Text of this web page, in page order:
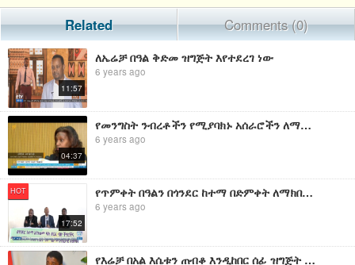
Related Comments (0)
11:57
ለኤሬቻ በዓል ቅድመ ዝግጅት እየተደረገ ነው
6 years ago
04:37
የመንግስት ንብረቶችን የሚያባክኑ አሰራሮችን ለማስቀረት ዝግጅት እየተደረገ ነው
6 years ago
HOT
17:52
የጥምቀት በዓልን በጎንደር ከተማ በድምቀት ለማክበር በሰፊው ዝግጅት እየተደረገ ነው።
6 years ago
የእሬቻ በአል እሴቱን ጠብቆ እንዲከበር ሰፊ ዝግጅት እየተደረገ መሆኑን የክልሉ ም/ርዕሰ መስተዳድር አቶ ሽመልስ አባዲሳ ገለፁ